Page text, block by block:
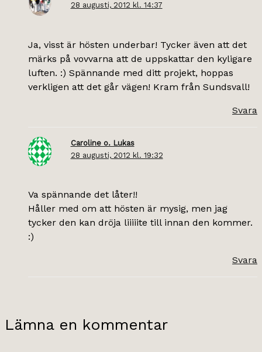
28 augusti, 2012 kl. 14:37
Ja, visst är hösten underbar! Tycker även att det
märks på vovvarna att de uppskattar den kyligare
luften. :) Spännande med ditt projekt, hoppas
verkligen att det går vägen! Kram från Sundsvall!
Svara
Caroline o. Lukas
28 augusti, 2012 kl. 19:32
Va spännande det låter!!
Håller med om att hösten är mysig, men jag
tycker den kan dröja liiiiite till innan den kommer.
:)
Svara
Lämna en kommentar